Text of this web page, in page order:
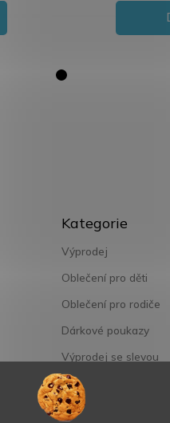
kategorie
Kategorie
Výprodej
Oblečení pro děti
Oblečení pro rodiče
Dárkové poukazy
Výprodej se slevou